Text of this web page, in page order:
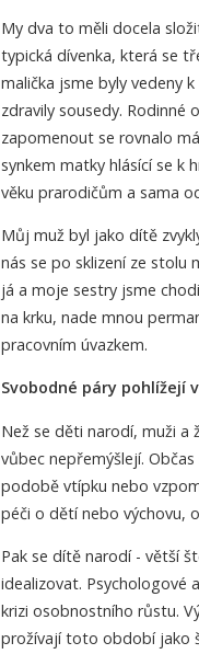
My dva to měli docela
typická dívenka, která se
malička jsme byly vedeny
zdravily sousedy. Rodinné
zapomenout se rovnalo
synkem matky hlásící se k
věku prarodičům a sama
Můj muž byl jako dítě
nás se po sklizení ze stolu
já a moje sestry jsme
na krku, nade mnou
pracovním úvazkem.
Svobodné páry pohlížejí
Než se děti narodí, muži a
vůbec nepřemýšlejí.
podobě vtípku nebo
péči o dětí nebo výchovu,
Pak se dítě narodí - větší
idealizovat. Psychologové
krizi osobnostního růstu.
prožívají toto období jako